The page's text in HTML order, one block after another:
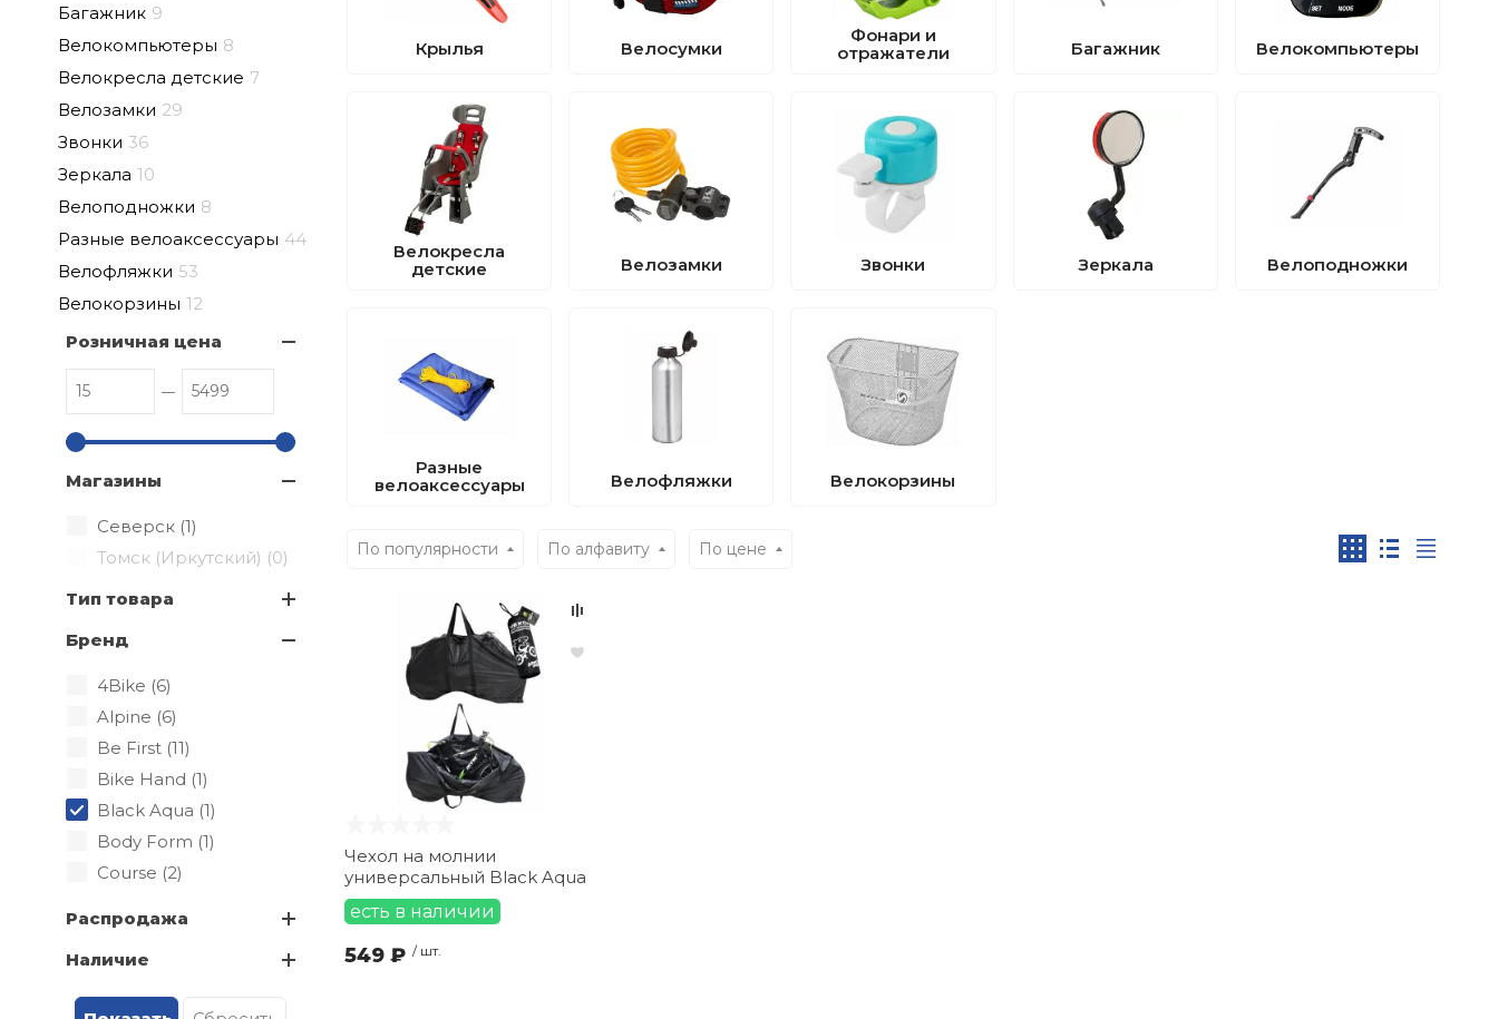
Багажник 9
Велокомпьютеры 8
Велокресла детские 7
Велозамки 29
Звонки 36
Зеркала 10
Велоподножки 8
Разные велоаксессуары 44
Велофляжки 53
Велокорзины 12
Розничная цена
Магазины
Северск (1)
Томск (Иркутский) (0)
Тип товара
Бренд
4Bike (6)
Alpine (6)
Be First (11)
Bike Hand (1)
Black Aqua (1)
Body Form (1)
Course (2)
Horst (
KLONK (
Kenli (1)
Распродажа
Наличие
Крылья Велосумки
Фонари и
отражатели
Багажник Велокомпьютеры
Велокресла
детские
Велозамки Звонки Зеркала Велоподножки
Разные
велоаксессуары
Велофляжки Велокорзины
По популярности По алфавиту По цене
Чехол на молнии
универсальный Black Aqua
есть в наличии
549 ₽ / шт.